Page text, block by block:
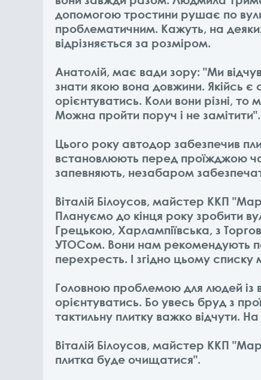
допомогою тростини рушає по
проблематичним. Кажуть, на
відрізняється за розміром.
Анатолій, має вади зору: "Ми
знати якою вона довжини. Якійсь
орієнтуватись. Коли вони різні,
Можна пройти поруч і не замітити".
Цього року автодор забезпечив
встановлюють перед проїжджою
запевняють, незабаром
Віталій Білоусов, майстер ККП
Плануємо до кінця року зробити
Грецькою, Харлампіївська, з
УТОСом. Вони нам рекомендують
перехресть. І згідно цьому
Головною проблемою для людей
орієнтуватись. Бо увесь бруд з
тактильну плитку важко відчути.
Віталій Білоусов, майстер ККП
плитка буде очищатися".